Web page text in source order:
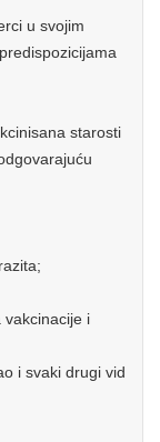
u svojim
starosti
vakcinacije i
i svaki drugi vid